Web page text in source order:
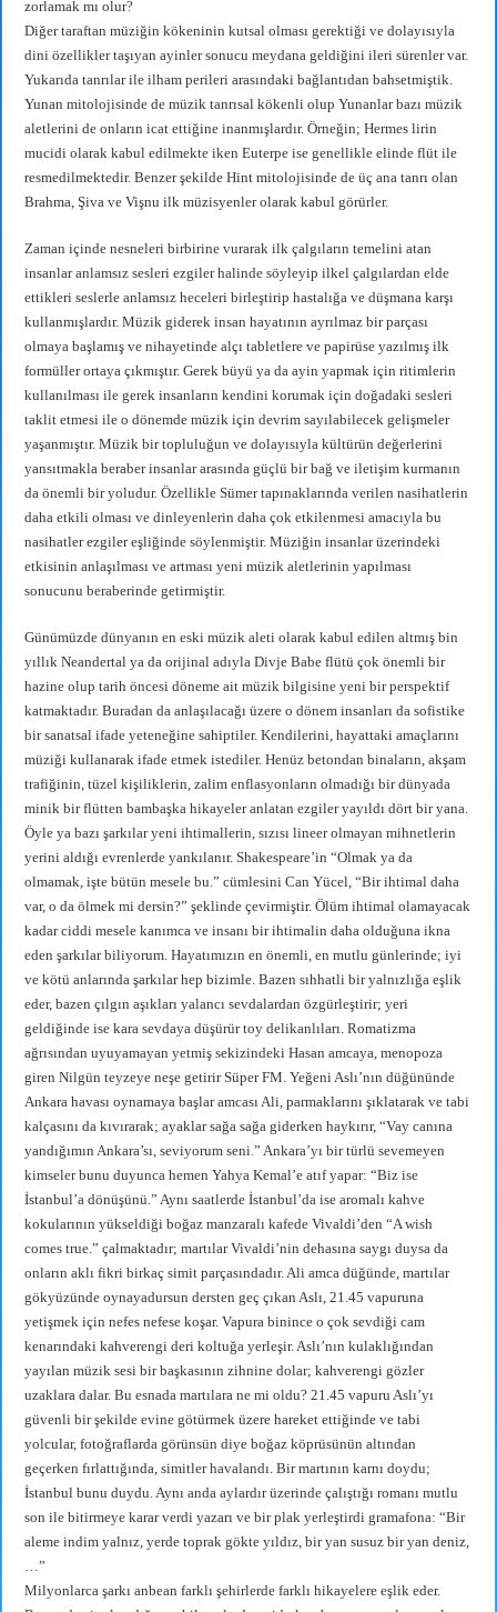
zorlamak mı olur?
Diğer taraftan müziğin kökeninin kutsal olması gerektiği ve dolayısıyla
dini özellikler taşıyan ayinler sonucu meydana geldiğini ileri sürenler var.
Yukarıda tanrılar ile ilham perileri arasındaki bağlantıdan bahsetmiştik.
Yunan mitolojisinde de müzik tanrısal kökenli olup Yunanlar bazı müzik
aletlerini de onların icat ettiğine inanmışlardır. Örneğin; Hermes lirin
mucidi olarak kabul edilmekte iken Euterpe ise genellikle elinde flüt ile
resmedilmektedir. Benzer şekilde Hint mitolojisinde de üç ana tanrı olan
Brahma, Şiva ve Vişnu ilk müzisyenler olarak kabul görürler.
Zaman içinde nesneleri birbirine vurarak ilk çalgıların temelini atan
insanlar anlamsız sesleri ezgiler halinde söyleyip ilkel çalgılardan elde
ettikleri seslerle anlamsız heceleri birleştirip hastalığa ve düşmana karşı
kullanmışlardır. Müzik giderek insan hayatının ayrılmaz bir parçası
olmaya başlamış ve nihayetinde alçı tabletlere ve papirüse yazılmış ilk
formüller ortaya çıkmıştır. Gerek büyü ya da ayin yapmak için ritimlerin
kullanılması ile gerek insanların kendini korumak için doğadaki sesleri
taklit etmesi ile o dönemde müzik için devrim sayılabilecek gelişmeler
yaşanmıştır. Müzik bir topluluğun ve dolayısıyla kültürün değerlerini
yansıtmakla beraber insanlar arasında güçlü bir bağ ve iletişim kurmanın
da önemli bir yoludur. Özellikle Sümer tapınaklarında verilen nasihatlerin
daha etkili olması ve dinleyenlerin daha çok etkilenmesi amacıyla bu
nasihatler ezgiler eşliğinde söylenmiştir. Müziğin insanlar üzerindeki
etkisinin anlaşılması ve artması yeni müzik aletlerinin yapılması
sonucunu beraberinde getirmiştir.
Günümüzde dünyanın en eski müzik aleti olarak kabul edilen altmış bin
yıllık Neandertal ya da orijinal adıyla Divje Babe flütü çok önemli bir
hazine olup tarih öncesi döneme ait müzik bilgisine yeni bir perspektif
katmaktadır. Buradan da anlaşılacağı üzere o dönem insanları da sofistike
bir sanatsal ifade yeteneğine sahiptiler. Kendilerini, hayattaki amaçlarını
müziği kullanarak ifade etmek istediler. Henüz betondan binaların, akşam
trafiğinin, tüzel kişiliklerin, zalim enflasyonların olmadığı bir dünyada
minik bir flütten bambaşka hikayeler anlatan ezgiler yayıldı dört bir yana.
Öyle ya bazı şarkılar yeni ihtimallerin, sızısı lineer olmayan mihnetlerin
yerini aldığı evrenlerde yankılanır. Shakespeare’in “Olmak ya da
olmamak, işte bütün mesele bu.” cümlesini Can Yücel, “Bir ihtimal daha
var, o da ölmek mi dersin?” şeklinde çevirmiştir. Ölüm ihtimal olamayacak
kadar ciddi mesele kanımca ve insanı bir ihtimalin daha olduğuna ikna
eden şarkılar biliyorum. Hayatımızın en önemli, en mutlu günlerinde; iyi
ve kötü anlarında şarkılar hep bizimle. Bazen sıhhatli bir yalnızlığa eşlik
eder, bazen çılgın aşıkları yalancı sevdalardan özgürleştirir; yeri
geldiğinde ise kara sevdaya düşürür toy delikanlıları. Romatizma
ağrısından uyuyamayan yetmiş sekizindeki Hasan amcaya, menopoza
giren Nilgün teyzeye neşe getirir Süper FM. Yeğeni Aslı’nın düğününde
Ankara havası oynamaya başlar amcası Ali, parmaklarını şıklatarak ve tabi
kalçasını da kıvırarak; ayaklar sağa sağa giderken haykırır, “Vay canına
yandığımın Ankara’sı, seviyorum seni.” Ankara’yı bir türlü sevemeyen
kimseler bunu duyunca hemen Yahya Kemal’e atıf yapar: “Biz ise
İstanbul’a dönüşünü.” Aynı saatlerde İstanbul’da ise aromalı kahve
kokularının yükseldiği boğaz manzaralı kafede Vivaldi’den “A wish
comes true.” çalmaktadır; martılar Vivaldi’nin dehasına saygı duysa da
onların aklı fikri birkaç simit parçasındadır. Ali amca düğünde, martılar
gökyüzünde oynayadursun dersten geç çıkan Aslı, 21.45 vapuruna
yetişmek için nefes nefese koşar. Vapura binince o çok sevdiği cam
kenarındaki kahverengi deri koltuğa yerleşir. Aslı’nın kulaklığından
yayılan müzik sesi bir başkasının zihnine dolar; kahverengi gözler
uzaklara dalar. Bu esnada martılara ne mi oldu? 21.45 vapuru Aslı’yı
güvenli bir şekilde evine götürmek üzere hareket ettiğinde ve tabi
yolcular, fotoğraflarda görünsün diye boğaz köprüsünün altından
geçerken fırlattığında, simitler havalandı. Bir martının karnı doydu;
İstanbul bunu duydu. Aynı anda aylardır üzerinde çalıştığı romanı mutlu
son ile bitirmeye karar verdi yazarı ve bir plak yerleştirdi gramafona: “Bir
aleme indim yalnız, yerde toprak gökte yıldız, bir yan susuz bir yan deniz,
…”
Milyonlarca şarkı anbean farklı şehirlerde farklı hikayelere eşlik eder.